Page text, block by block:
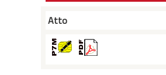
Atto